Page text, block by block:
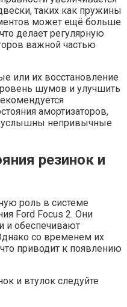
таких как пружины
может ещё больше
делает регулярную
важной частью
или их восстановление
шумов и улучшить
амортизаторов,
услышны непривычные
резинок и
роль в системе
Ford Focus 2. Они
и обеспечивают
со временем их
приводит к появлению
и втулок следуйте